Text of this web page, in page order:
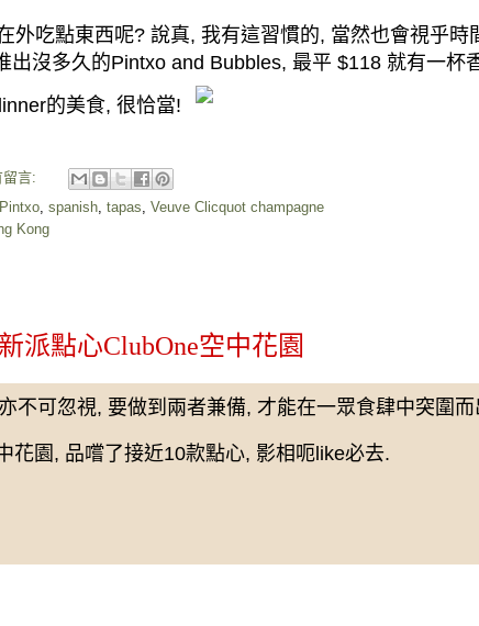
外吃點東西呢? 說真, 我有這習慣的, 當然也會視乎時
出沒多久的Pintxo and Bubbles, 最平 $118 就有一杯
的美食, 很恰當!
留言:
Pintxo spanish tapas Veuve Clicquot champagne
Kong
派點心ClubOne空中花園
不可忽視, 要做到兩者兼備, 才能在一眾食肆中突圍
花園, 品嚐了接近10款點心, 影相呃like必去.